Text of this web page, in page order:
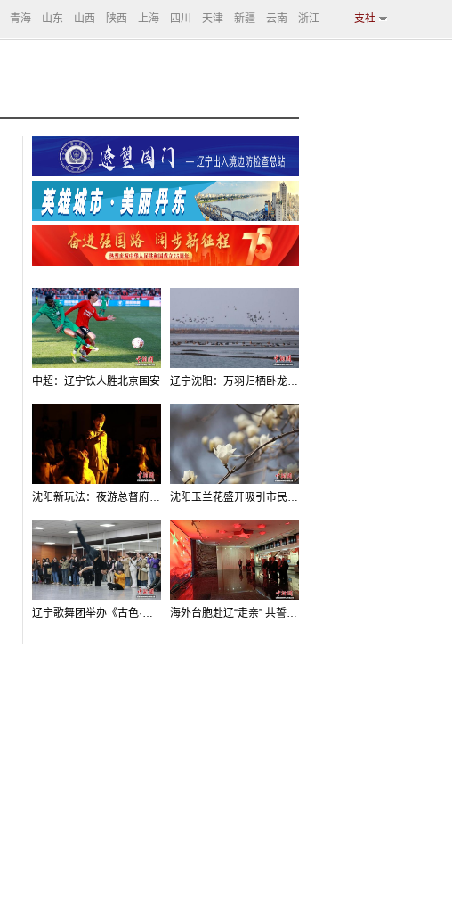
青海 山东 山西 陕西 上海 四川 天津 新疆 云南 浙江 支社
中超：辽宁铁人胜北京国安 辽宁沈阳：万羽归栖卧龙湖看群鸟齐飞
沈阳新玩法：夜游总督府，当一回“赴宴者” 沈阳玉兰花盛开吸引市民打卡
辽宁歌舞团举办《古色·国宝辽宁》排练开放日活动 海外台胞赴辽“走亲” 共誓“和平初心”